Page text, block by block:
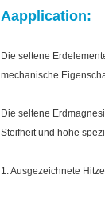
Aapplication:
Die seltene
mechanische
Die seltene
Steifheit und hohe
1. Ausgezeichnete